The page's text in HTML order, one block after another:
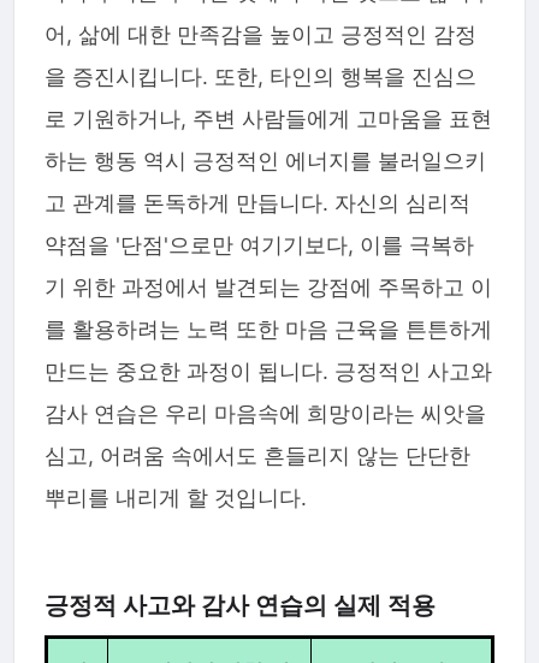
어, 삶에 대한 만족감을 높이고 긍정적인 감정
을 증진시킵니다. 또한, 타인의 행복을 진심으
로 기원하거나, 주변 사람들에게 고마움을 표현
하는 행동 역시 긍정적인 에너지를 불러일으키
고 관계를 돈독하게 만듭니다. 자신의 심리적
약점을 '단점'으로만 여기기보다, 이를 극복하
기 위한 과정에서 발견되는 강점에 주목하고 이
를 활용하려는 노력 또한 마음 근육을 튼튼하게
만드는 중요한 과정이 됩니다. 긍정적인 사고와
감사 연습은 우리 마음속에 희망이라는 씨앗을
심고, 어려움 속에서도 흔들리지 않는 단단한
뿌리를 내리게 할 것입니다.
긍정적 사고와 감사 연습의 실제 적용